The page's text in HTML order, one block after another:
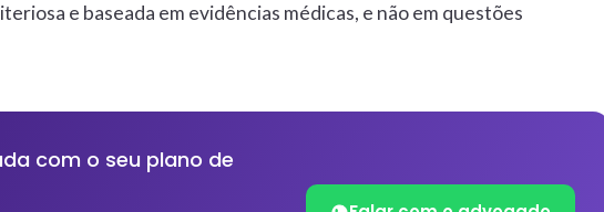
e baseada em evidências médicas, e não em questões
com o seu plano de